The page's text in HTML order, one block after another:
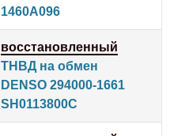
1460A096
восстановленный
ТНВД на обмен
DENSO 294000-1661
SH0113800C